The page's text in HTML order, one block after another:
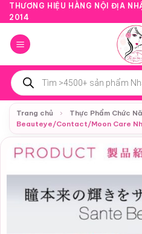
Bỏ
qua
nội
dung
THƯƠNG HIỆU HÀNG NỘI ĐỊA
2014
Tìm
kiếm
sản
phẩm
Trang chủ
› Thực Phẩm Chức
Beauteye/Contact/Moon Care